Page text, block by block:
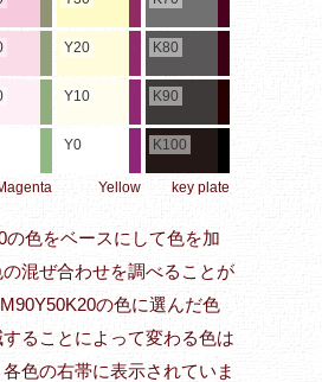
Y20
Y10
Y0
Yellow
K80
K90
K100
key plate
の色をベースにして色を加
混ぜ合わせを調べることが
の色に選んだ色
ることによって変わる色は
色の右帯に表示されていま